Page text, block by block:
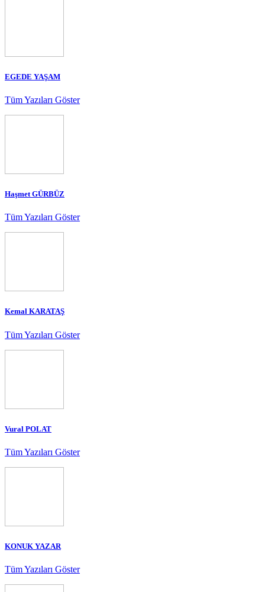
EGEDE YAŞAM
Tüm Yazıları Göster
Haşmet GÜRBÜZ
Tüm Yazıları Göster
Kemal KARATAŞ
Tüm Yazıları Göster
Vural POLAT
Tüm Yazıları Göster
KONUK YAZAR
Tüm Yazıları Göster